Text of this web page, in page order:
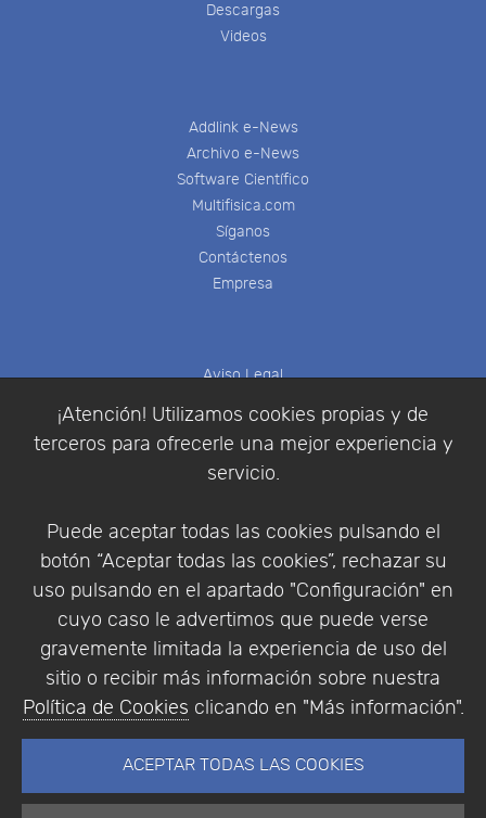
¡Atención! Utilizamos cookies propias y de
terceros para ofrecerle una mejor experiencia y
servicio.
Puede aceptar todas las cookies pulsando el
botón “Aceptar todas las cookies”, rechazar su
uso pulsando en el apartado "Configuración" en
cuyo caso le advertimos que puede verse
gravemente limitada la experiencia de uso del
sitio o recibir más información sobre nuestra
Política de Cookies clicando en "Más información".
ACEPTAR TODAS LAS COOKIES
Descargas
Videos
Addlink e-News
Archivo e-News
Software Científico
Multifisica.com
Síganos
Contáctenos
Empresa
Aviso Legal
Política de Privacidad
Condiciones de compra
Identificarse
Empresa|Aviso Legal| Política de Privacidad |
Política de Cookies
© Copyright 1994 - 2026. Addlink Software
Científico, S.L.
Portugal.